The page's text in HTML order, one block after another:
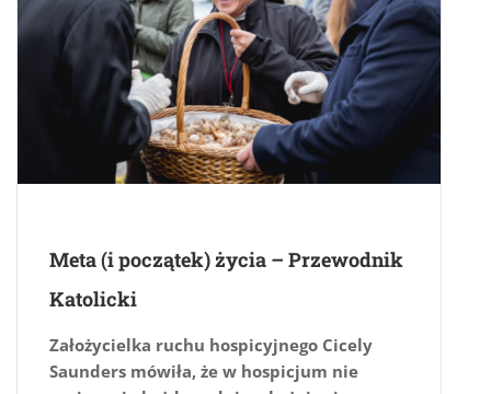
Meta (i początek) życia – Przewodnik
Katolicki
Założycielka ruchu hospicyjnego Cicely
Saunders mówiła, że w hospicjum nie